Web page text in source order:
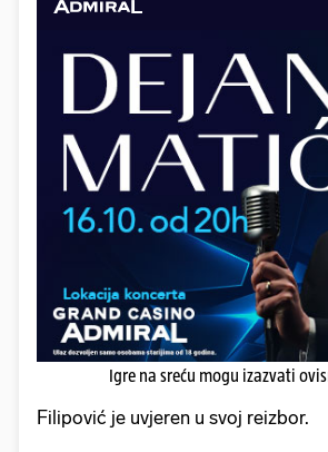
Igre na sreću mogu izazvati
Filipović je uvjeren u svoj reizbor.